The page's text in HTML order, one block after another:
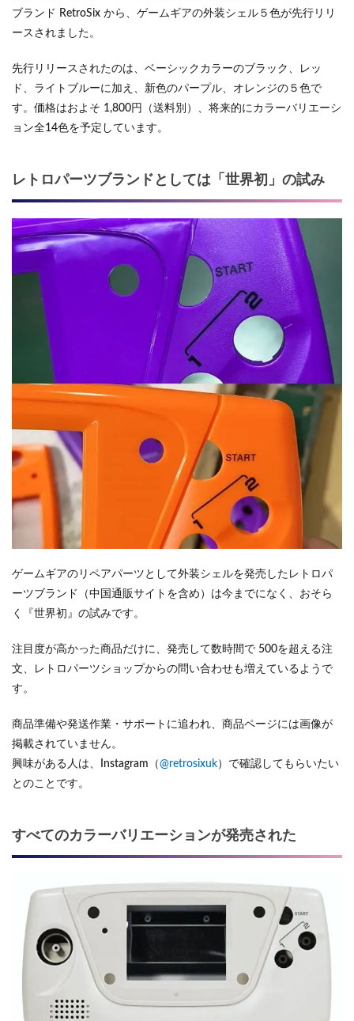
ブランド RetroSix から、ゲームギアの外装シェル５色が先行リリ
ースされました。
先行リリースされたのは、ベーシックカラーのブラック、レッ
ド、ライトブルーに加え、新色のパープル、オレンジの５色で
す。価格はおよそ 1,800円（送料別）、将来的にカラーバリエーシ
ョン全14色を予定しています。
レトロパーツブランドとしては「世界初」の試み
ゲームギアのリペアパーツとして外装シェルを発売したレトロパ
ーツブランド（中国通販サイトを含め）は今までになく、おそら
く『世界初』の試みです。
注目度が高かった商品だけに、発売して数時間で 500を超える注
文、レトロパーツショップからの問い合わせも増えているようで
す。
商品準備や発送作業・サポートに追われ、商品ページには画像が
掲載されていません。
興味がある人は、Instagram（@retrosixuk）で確認してもらいたい
とのことです。
すべてのカラーバリエーションが発売された